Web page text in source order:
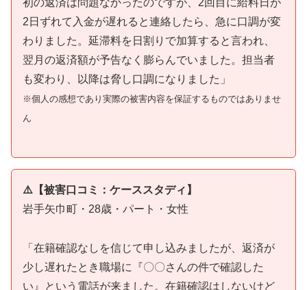
2日ずれて入金が遅れると連絡したら、急に口調が変
わりました。延滞料を日割りで加算すると言われ、
翌月の返済額が予告なく膨らんでいました。担当者
も変わり、以降は脅し口調になりました」
※個人の感想であり実際の被害内容を保証するものではありませ
ん
⚠️【被害口コミ：ケーススタディ】
岩手矢巾町・28歳・パート・女性
「在籍確認なしを信じて申し込みましたが、返済が
少し遅れたとき職場に『〇〇さんの件で確認した
い』という電話が来ました。在籍確認はしないけど